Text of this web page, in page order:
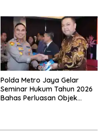
Polda Metro Jaya Gelar
Seminar Hukum Tahun 2026
Bahas Perluasan Objek